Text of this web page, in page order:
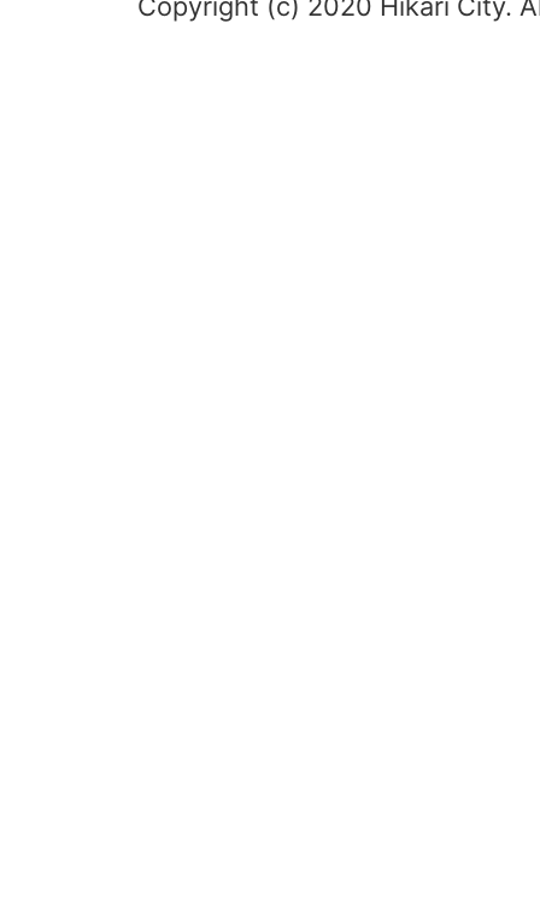
Copyright (c) 2020 Hikari City.